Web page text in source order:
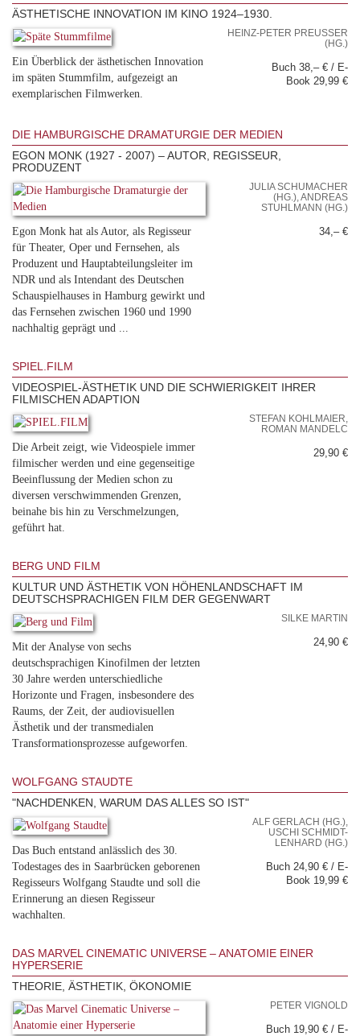
ÄSTHETISCHE INNOVATION IM KINO 1924–1930.
Ein Überblick der ästhetischen Innovation
im späten Stummfilm, aufgezeigt an
exemplarischen Filmwerken.
HEINZ-PETER PREUSSER (
HG.)
Buch 38,– € / E-
Book 29,99 €
DIE HAMBURGISCHE DRAMATURGIE DER MEDIEN
EGON MONK (1927 - 2007) – AUTOR, REGISSEUR,
PRODUZENT
Egon Monk hat als Autor, als Regisseur
für Theater, Oper und Fernsehen, als
Produzent und Hauptabteilungsleiter im
NDR und als Intendant des Deutschen
Schauspielhauses in Hamburg gewirkt und
das Fernsehen zwischen 1960 und 1990
nachhaltig geprägt und ...
JULIA SCHUMACHER
(HG.), ANDREAS
STUHLMANN (HG.)
34,– €
SPIEL.FILM
VIDEOSPIEL-ÄSTHETIK UND DIE SCHWIERIGKEIT IHRER
FILMISCHEN ADAPTION
Die Arbeit zeigt, wie Videospiele immer
filmischer werden und eine gegenseitige
Beeinflussung der Medien schon zu
diversen verschwimmenden Grenzen,
beinahe bis hin zu Verschmelzungen,
geführt hat.
STEFAN KOHLMAIER,
ROMAN MANDELC
29,90 €
BERG UND FILM
KULTUR UND ÄSTHETIK VON HÖHENLANDSCHAFT IM
DEUTSCHSPRACHIGEN FILM DER GEGENWART
Mit der Analyse von sechs
deutschsprachigen Kinofilmen der letzten
30 Jahre werden unterschiedliche
Horizonte und Fragen, insbesondere des
Raums, der Zeit, der audiovisuellen
Ästhetik und der transmedialen
Transformationsprozesse aufgeworfen.
SILKE MARTIN
24,90 €
WOLFGANG STAUDTE
"NACHDENKEN, WARUM DAS ALLES SO IST"
Das Buch entstand anlässlich des 30.
Todestages des in Saarbrücken geborenen
Regisseurs Wolfgang Staudte und soll die
Erinnerung an diesen Regisseur
wachhalten.
ALF GERLACH (HG.),
USCHI SCHMIDT-
LENHARD (HG.)
Buch 24,90 € / E-
Book 19,99 €
DAS MARVEL CINEMATIC UNIVERSE – ANATOMIE EINER
HYPERSERIE
THEORIE, ÄSTHETIK, ÖKONOMIE
PETER VIGNOLD
Buch 19,90 € / E-